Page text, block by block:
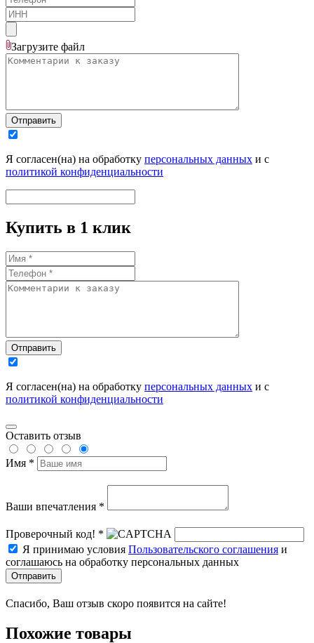
Загрузите файл
Отправить
Я согласен(на) на обработку персональных данных и с
политикой конфиденциальности
Купить в 1 клик
Отправить
Я согласен(на) на обработку персональных данных и с
политикой конфиденциальности
Оставить отзыв
Имя *
Ваши впечатления *
Проверочный код! *
Я принимаю условия Пользовательского соглашения и
соглашаюсь на обработку персональных данных
Отправить
Спасибо, Ваш отзыв скоро появится на сайте!
Похожие товары